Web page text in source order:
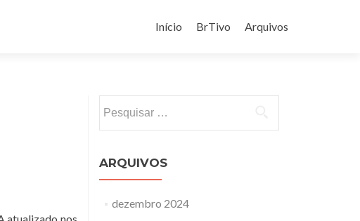
para
Início BrTivo Arquivos
por:
ARQUIVOS
dezembro 2024